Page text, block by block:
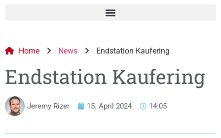
Home News Endstation Kaufering
Endstation Kaufering
Jeremy Rizer 15. April 2024 14:05